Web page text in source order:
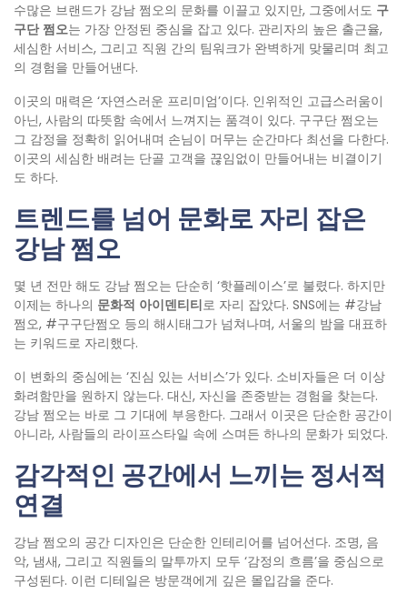
수많은 브랜드가 강남 쩜오의 문화를 이끌고 있지만, 그중에서도 구
구단쩜오는 가장 안정된 중심을 잡고 있다. 관리자의 높은 출근율,
세심한 서비스, 그리고 직원 간의 팀워크가 완벽하게 맞물리며 최고
의 경험을 만들어낸다.
이곳의 매력은 ‘자연스러운 프리미엄’이다. 인위적인 고급스러움이
아닌, 사람의 따뜻함 속에서 느껴지는 품격이 있다. 구구단 쩜오는
그 감정을 정확히 읽어내며 손님이 머무는 순간마다 최선을 다한다.
이곳의 세심한 배려는 단골 고객을 끊임없이 만들어내는 비결이기
도 하다.
트렌드를 넘어 문화로 자리 잡은
강남쩜오
몇 년 전만 해도 강남 쩜오는 단순히 ‘핫플레이스’로 불렸다. 하지만
이제는 하나의 문화적 아이덴티티로 자리 잡았다. SNS에는 #강남
쩜오, #구구단쩜오 등의 해시태그가 넘쳐나며, 서울의 밤을 대표하
는 키워드로 자리했다.
이 변화의 중심에는 ‘진심 있는 서비스’가 있다. 소비자들은 더 이상
화려함만을 원하지 않는다. 대신, 자신을 존중받는 경험을 찾는다.
강남 쩜오는 바로 그 기대에 부응한다. 그래서 이곳은 단순한 공간이
아니라, 사람들의 라이프스타일 속에 스며든 하나의 문화가 되었다.
감각적인 공간에서 느끼는 정서적
연결
강남 쩜오의 공간 디자인은 단순한 인테리어를 넘어선다. 조명, 음
악, 냄새, 그리고 직원들의 말투까지 모두 ‘감정의 흐름’을 중심으로
구성된다. 이런 디테일은 방문객에게 깊은 몰입감을 준다.